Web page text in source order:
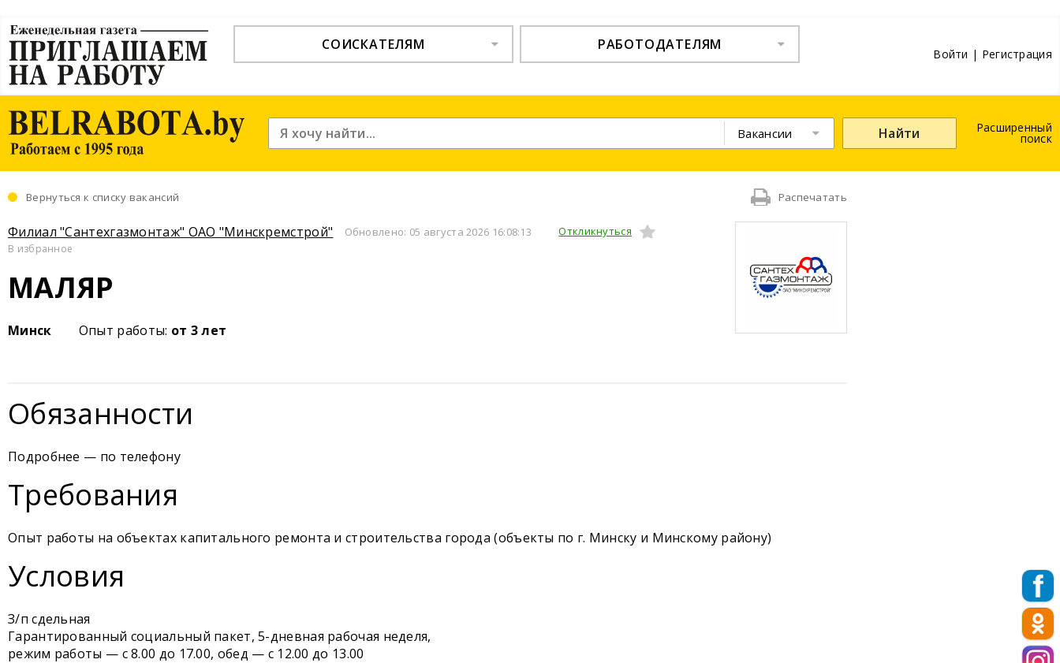
СОИСКАТЕЛЯМ РАБОТОДАТЕЛЯМ
Войти | Регистрация
Вакансии Найти Расширенный
поиск
Вернуться к списку вакансий Распечатать
Филиал "Сантехгазмонтаж" ОАО "Минскремстрой" Обновлено: 05 августа 2026 16:08:13 Откликнуться
В избранное
МАЛЯР
Минск Опыт работы: от 3 лет
Обязанности
Подробнее — по телефону
Требования
Опыт работы на объектах капитального ремонта и строительства города (объекты по г. Минску и Минскому району)
Условия
З/п сдельная
Гарантированный социальный пакет, 5-дневная рабочая неделя,
режим работы — с 8.00 до 17.00, обед — с 12.00 до 13.00